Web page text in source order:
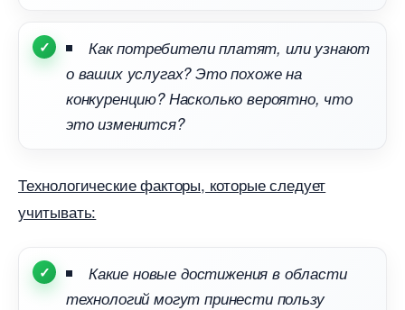
Как потребители платят, или узнают
о ваших услугах? Это похоже на
конкуренцию? Насколько вероятно, что
это изменится?
Технологические факторы, которые следует
учитывать:
Какие новые достижения в области
технологий могут принести пользу